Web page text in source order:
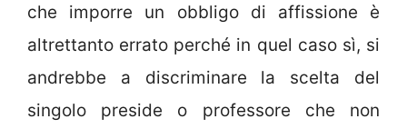
che imporre un obbligo di affissione è
altrettanto errato perché in quel caso sì, si
andrebbe a discriminare la scelta del
singolo preside o professore che non